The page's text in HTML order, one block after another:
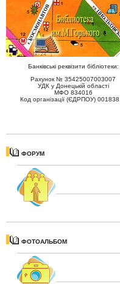
Банківські реквізити бібліотеки:
Рахунок № 35425007003007
УДК у Донецькій області
МФО 834016
Код організації (ЄДРПОУ)
ФОРУМ
ФОТОАЛЬБОМ